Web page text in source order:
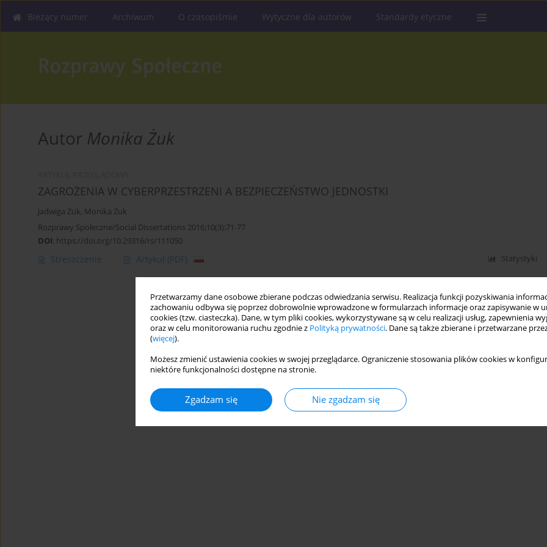
Przetwarzamy dane osobowe zbierane podczas odwiedzania serwisu. Realizacja funkcji pozyskiwania
zachowaniu odbywa się poprzez dobrowolnie wprowadzone w formularzach informacje oraz zapisywanie w
cookies (tzw. ciasteczka). Dane, w tym pliki cookies, wykorzystywane są w celu realizacji usług, zapewnienia
oraz w celu monitorowania ruchu zgodnie z Polityką prywatności. Dane są także zbierane i przetwarzane
(więcej).
Możesz zmienić ustawienia cookies w swojej przeglądarce. Ograniczenie stosowania plików cookies w
niektóre funkcjonalności dostępne na stronie.
Zgadzam się Nie zgadzam się
Bieżący numer Archiwum O czasopiśmie Wytyczne dla autorów Standardy etyczne
Autor Monika Żuk
ZAGROŻENIA W CYBERPRZESTRZENI A BEZPIECZEŃSTWO JEDNOSTKI
Jadwiga Żuk, Monika Żuk
Rozprawy Społeczne/Social Dissertations 2016;10(3):71-77
DOI: https://doi.org/10.29316/rs/111050
Streszczenie Artykuł (PDF) Statystyki